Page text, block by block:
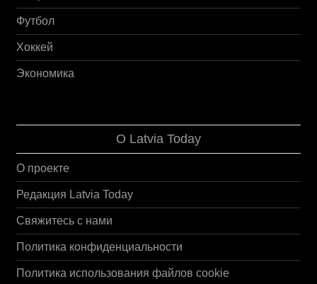
Футбол
Хоккей
Экономика
О Latvia Today
О проекте
Редакция Latvia Today
Свяжитесь с нами
Политика конфиденциальности
Политика использования файлов cookie